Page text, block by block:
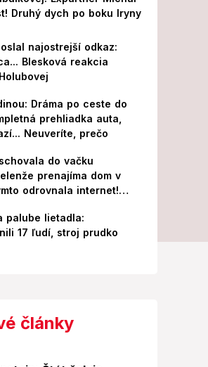
Druhý dych po boku Iryny
najostrejší odkaz:
Blesková reakcia
Dráma po ceste do
prehliadka auta,
Neuveríte, prečo
do vačku
prenajíma dom v
odrovnala internet!
palube lietadla:
17 ľudí, stroj prudko
články